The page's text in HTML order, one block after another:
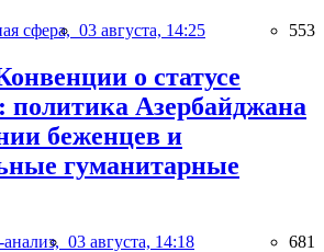
сфера, 03 августа, 14:25 553
о статусе
политика Азербайджана
беженцев и
гуманитарные
03 августа, 14:18 681